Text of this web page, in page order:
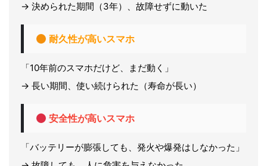
→ 決められた期間（3年）、故障せずに動いた
耐久性が高いスマホ
「10年前のスマホだけど、まだ動く」
→ 長い期間、使い続けられた（寿命が長い）
安全性が高いスマホ
「バッテリーが膨張しても、発火や爆発はしなかった」